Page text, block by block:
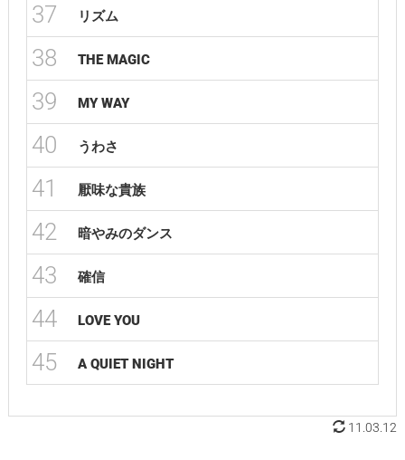
37 リズム
38 THE MAGIC
39 MY WAY
40 うわさ
41 厭味な貴族
42 暗やみのダンス
43 確信
44 LOVE YOU
45 A QUIET NIGHT
11.03.12